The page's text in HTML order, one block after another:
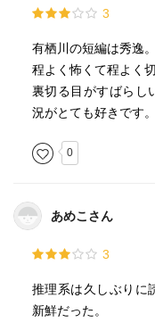
3
有栖川の短編は秀逸。
程よく怖くて程よく切
裏切る目がすばらし
況がとても好きです。
0
あめこさん
3
推理系は久しぶりに
新鮮だった。